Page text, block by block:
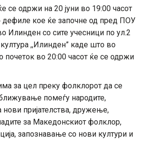
се одржи на 20 јуни во 19:00 часот
дефиле кое ќе започне од пред ПОУ
Илинден со сите учесници по ул.2
,,Илинден” каде што во
почеток во 20:00 часот ќе се одржи
за цел преку фолклорот да се
помеѓу народите,
пријателства, дружење,
за Македонскиот фолклор,
запознавање со нови култури и